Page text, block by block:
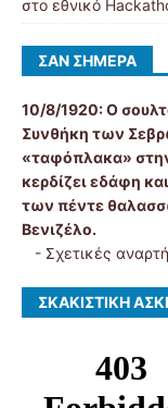
στο εθνικό
ΣΑΝ ΣΉΜΕΡΑ
10/8/1920:Ο
Συνθήκη των
«ταφόπλακα»
κερδίζει εδάφη
των πέντε
Βενιζέλο.
- Σχετικές
ΣΚΑΚΙΣΤΙΚΉ